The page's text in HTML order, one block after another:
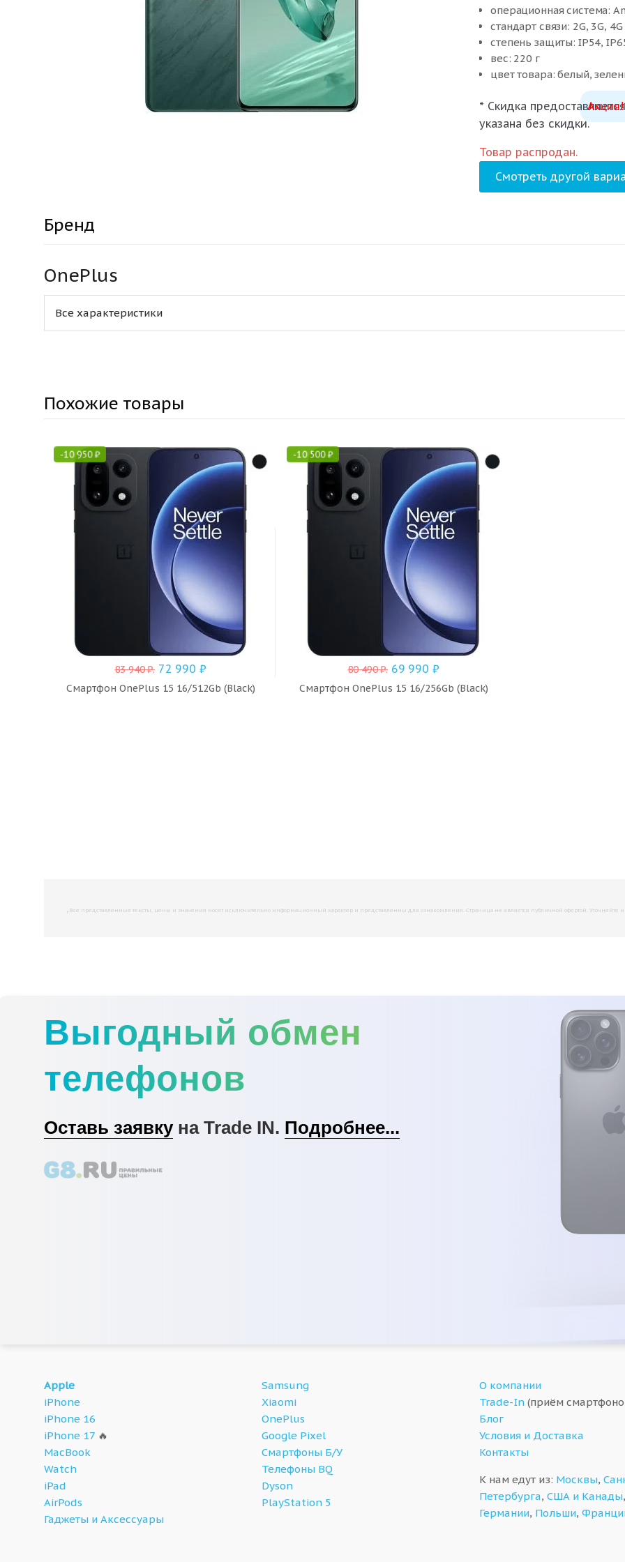
операционная система:
стандарт связи: 2G, 3G, 4G
степень защиты: IP54,
вес: 220 г
цвет товара: белый,
* Скидка
указана без скидки.
Товар распродан.
Смотреть другой
Бренд
OnePlus
Все характеристики
Похожие товары
-10 950₽
83 940₽. 72 990 ₽
Смартфон OnePlus 15 16/512Gb (Black)
-10 500₽
80 490₽. 69 990 ₽
Смартфон OnePlus 15 16/256Gb (Black)
, Все представленные тексты, цены и значения носят исключительно информационный характер и представленны для ознакомления. Страница не является публичной офертой. Уточняйте
Выгодный обмен
телефонов
Оставь заявкуна Trade IN. Подробнее...
Apple
iPhone
iPhone 16
iPhone 17 🔥
MacBook
Watch
iPad
AirPods
Гаджеты и Аксессуары
Samsung
Xiaomi
OnePlus
Google Pixel
Смартфоны Б/У
Телефоны BQ
Dyson
PlayStation 5
О компании
Trade-In (приём
Блог
Условия и Доставка
Контакты
К нам едут из: Москвы,
Петербурга, США и Канады,
Германии, Польши,